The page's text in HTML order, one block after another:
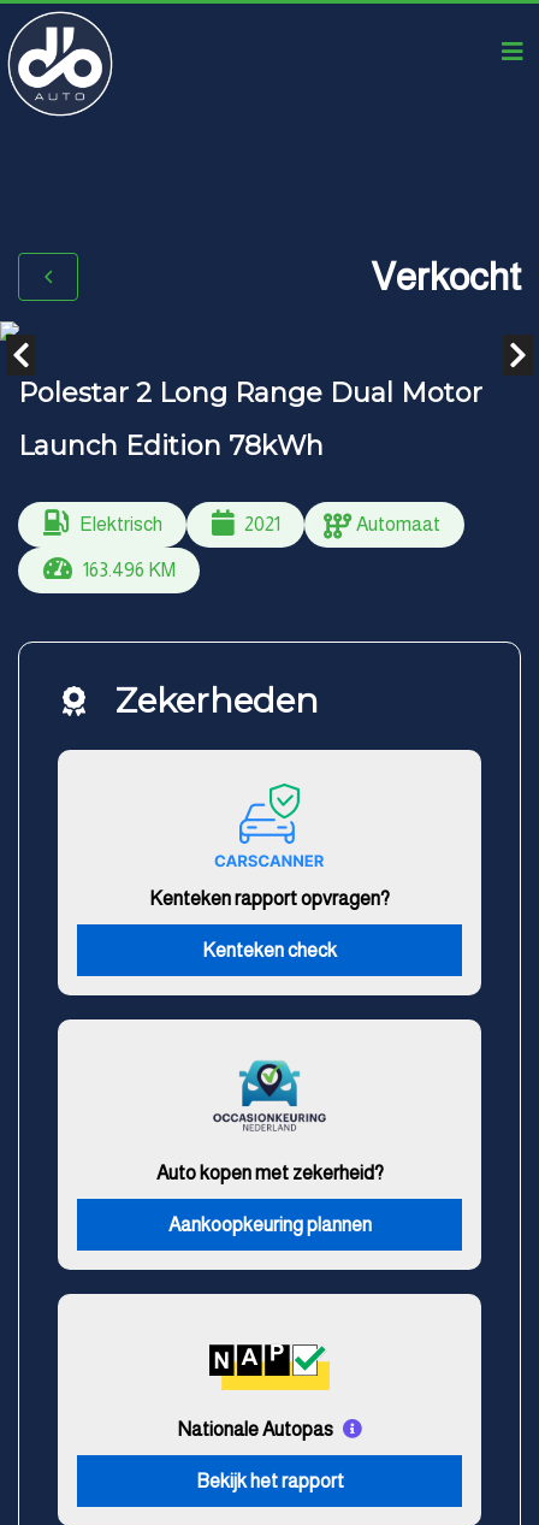
Verkocht
Polestar 2 Long Range Dual Motor
Launch Edition 78kWh
Elektrisch 2021 Automaat
163.496 KM
Zekerheden
Kenteken rapport opvragen?
Kenteken check
Auto kopen met zekerheid?
Aankoopkeuring plannen
Nationale Autopas
Bekijk het rapport